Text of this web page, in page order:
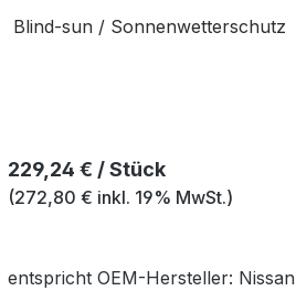
Blind-sun / Sonnenwetterschutz
Regulärer Preis:
229,24 € / Stück
(272,80 € inkl. 19% MwSt.)
entspricht OEM-Hersteller: Nissan